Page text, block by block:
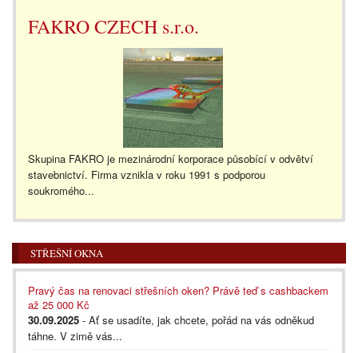
FAKRO CZECH s.r.o.
Skupina FAKRO je mezinárodní korporace působící v odvětví
stavebnictví. Firma vznikla v roku 1991 s podporou
soukromého...
STŘEŠNÍ OKNA
Pravý čas na renovaci střešních oken? Právě teď s cashbackem
až 25 000 Kč
30.09.2025 - Ať se usadíte, jak chcete, pořád na vás odněkud
táhne. V zimě vás...